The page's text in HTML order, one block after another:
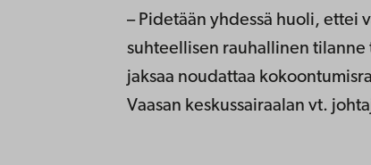
– Pidetään yhdessä huoli, ettei
suhteellisen rauhallinen tilanne
jaksaa noudattaa
Vaasan keskussairaalan vt.